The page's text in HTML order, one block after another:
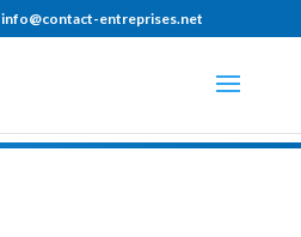
info@contact-entreprises.net